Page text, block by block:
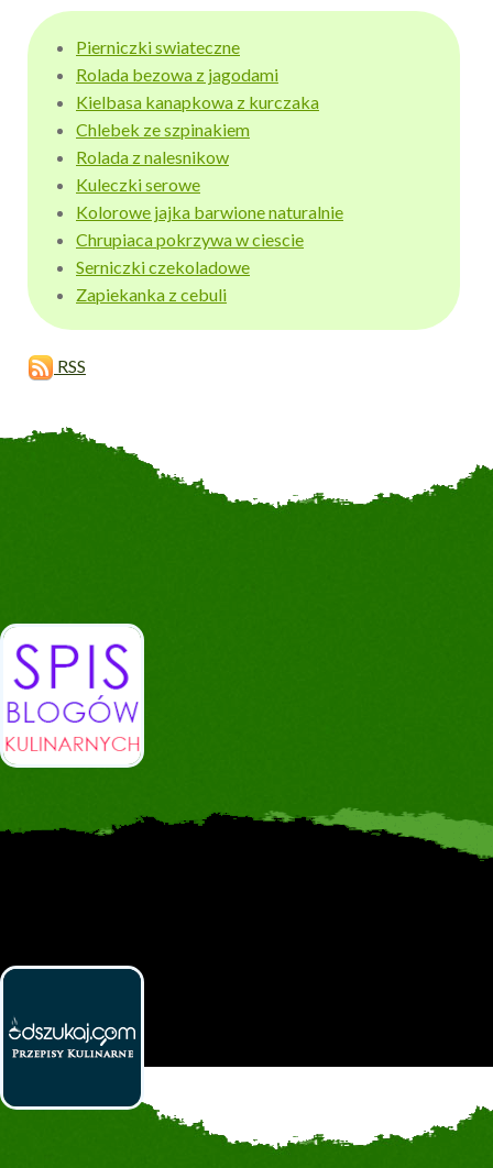
Pierniczki swiateczne
Rolada bezowa z jagodami
Kielbasa kanapkowa z kurczaka
Chlebek ze szpinakiem
Rolada z nalesnikow
Kuleczki serowe
Kolorowe jajka barwione naturalnie
Chrupiaca pokrzywa w ciescie
Serniczki czekoladowe
Zapiekanka z cebuli
RSS